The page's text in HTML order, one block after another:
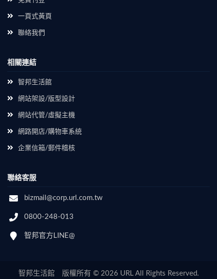
一頁式黃頁
聯絡我們
相關連結
智邦生活館
網站架設/版型設計
網站代管/虛擬主機
網路開店/購物車系統
企業信箱/郵件稽核
聯絡客服
bizmail@corp.url.com.tw
0800-248-013
智邦官方LINE@
智邦生活館 版權所有 © 2026 URL All Rights Reserved.